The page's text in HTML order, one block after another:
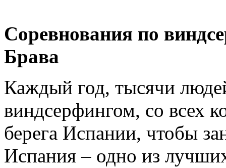
Соревнования по
Брава
Каждый год, тысячи
виндсерфингом, со всех
берега Испании, чтобы
Испания – одно из